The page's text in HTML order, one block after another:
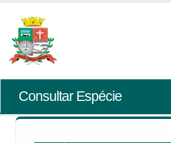
Consultar Espécie